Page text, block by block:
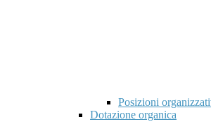
Posizioni
Dotazione organica